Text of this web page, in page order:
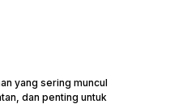
yang sering muncul
dan penting untuk